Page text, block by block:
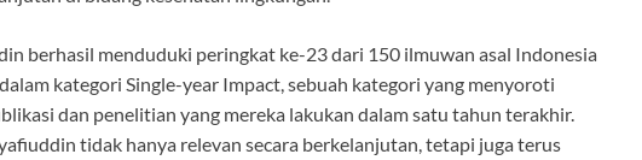
berhasil menduduki peringkat ke-23 dari 150 ilmuwan asal Indonesia
kategori Single-year Impact, sebuah kategori yang menyoroti
dan penelitian yang mereka lakukan dalam satu tahun terakhir.
tidak hanya relevan secara berkelanjutan, tetapi juga terus